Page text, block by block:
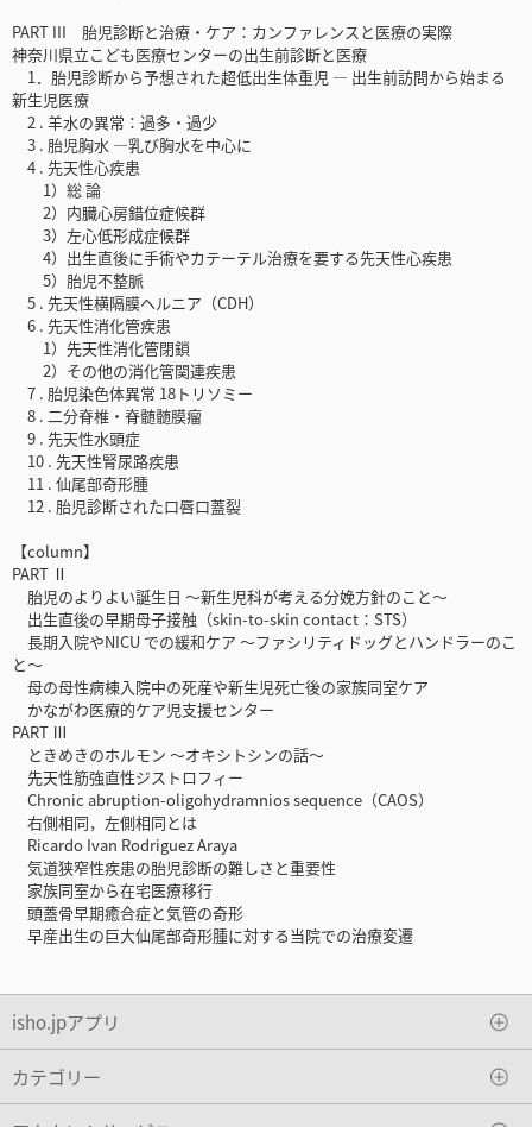
PART III 胎児診断と治療・ケア：カンファレンスと医療の実際
神奈川県立こども医療センターの出生前診断と医療
1．胎児診断から予想された超低出生体重児 ― 出生前訪問から始まる
新生児医療
2 . 羊水の異常：過多・過少
3 . 胎児胸水 ―乳び胸水を中心に
4 . 先天性心疾患
1）総 論
2）内臓心房錯位症候群
3）左心低形成症候群
4）出生直後に手術やカテーテル治療を要する先天性心疾患
5）胎児不整脈
5 . 先天性横隔膜ヘルニア（CDH）
6 . 先天性消化管疾患
1）先天性消化管閉鎖
2）その他の消化管関連疾患
7 . 胎児染色体異常 18トリソミー
8 . 二分脊椎・脊髄髄膜瘤
9 . 先天性水頭症
10 . 先天性腎尿路疾患
11 . 仙尾部奇形腫
12 . 胎児診断された口唇口蓋裂
【column】
PART Ⅱ
胎児のよりよい誕生日 〜新生児科が考える分娩方針のこと〜
出生直後の早期母子接触（skin-to-skin contact：STS）
長期入院やNICU での緩和ケア 〜ファシリティドッグとハンドラーのこ
と〜
母の母性病棟入院中の死産や新生児死亡後の家族同室ケア
かながわ医療的ケア児支援センター
PART Ⅲ
ときめきのホルモン 〜オキシトシンの話〜
先天性筋強直性ジストロフィー
Chronic abruption-oligohydramnios sequence（CAOS）
右側相同，左側相同とは
Ricardo Ivan Rodriguez Araya
気道狭窄性疾患の胎児診断の難しさと重要性
家族同室から在宅医療移行
頭蓋骨早期癒合症と気管の奇形
早産出生の巨大仙尾部奇形腫に対する当院での治療変遷
isho.jpアプリ
カテゴリー